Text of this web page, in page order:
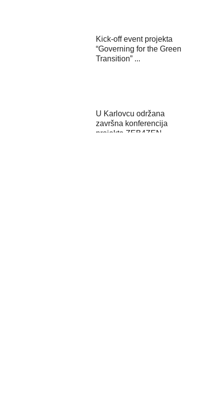
Kick-off event projekta
“Governing for the Green
Transition” ...
U Karlovcu održana
završna konferencija
projekta ZEB4ZEN